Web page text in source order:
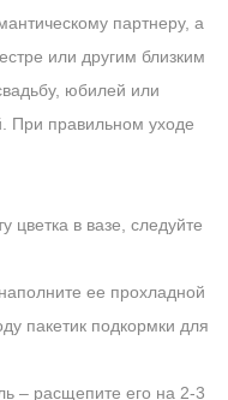
партнеру, а
или другим близким
юбилей или
При правильном уходе
цветка в вазе, следуйте
ее прохладной
пакетик подкормки для
– расщепите его на 2-3